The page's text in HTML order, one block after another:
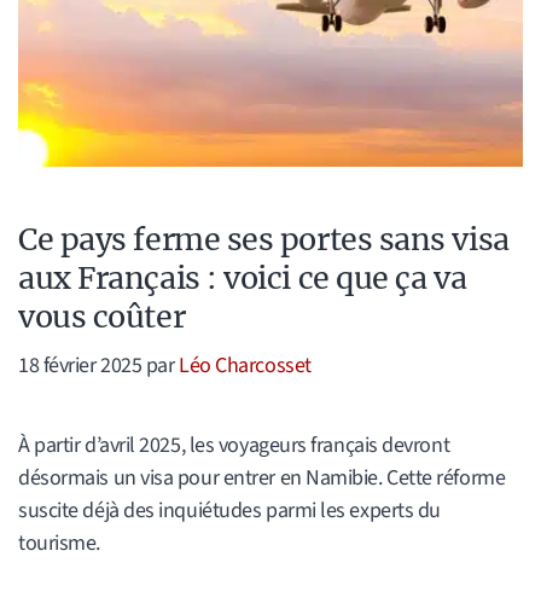
Ce pays ferme ses portes sans visa
aux Français : voici ce que ça va
vous coûter
18 février 2025 parLéo Charcosset
À partir d’avril 2025, les voyageurs français devront
désormais un visa pour entrer en Namibie. Cette réforme
suscite déjà des inquiétudes parmi les experts du
tourisme.